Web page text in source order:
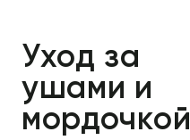
Уход за
ушами и
мордочкой